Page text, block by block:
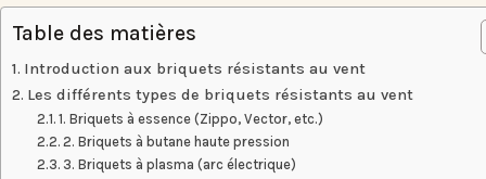
Table des matières
Introduction aux briquets résistants au vent
Les différents types de briquets résistants au vent
1. Briquets à essence (Zippo, Vector, etc.)
2. Briquets à butane haute pression
3. Briquets à plasma (arc électrique)